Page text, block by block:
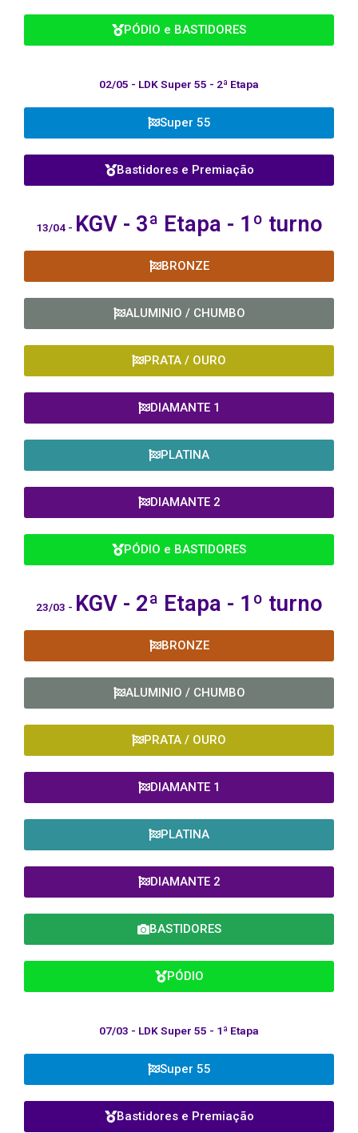
PÓDIO e BASTIDORES
02/05 - LDK Super 55 - 2ª Etapa
Super 55
Bastidores e Premiação
13/04 - KGV - 3ª Etapa - 1º turno
BRONZE
ALUMINIO / CHUMBO
PRATA / OURO
DIAMANTE 1
PLATINA
DIAMANTE 2
PÓDIO e BASTIDORES
23/03 - KGV - 2ª Etapa - 1º turno
BRONZE
ALUMINIO / CHUMBO
PRATA / OURO
DIAMANTE 1
PLATINA
DIAMANTE 2
BASTIDORES
PÓDIO
07/03 - LDK Super 55 - 1ª Etapa
Super 55
Bastidores e Premiação